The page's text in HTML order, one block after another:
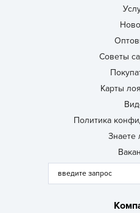
Советы
Карты
Политика
Знаете